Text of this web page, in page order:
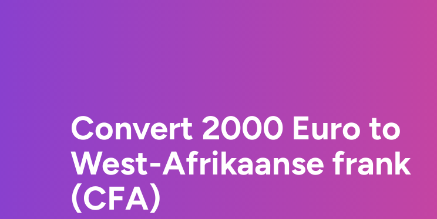
Convert 2000 Euro to
West-Afrikaanse frank
(CFA)